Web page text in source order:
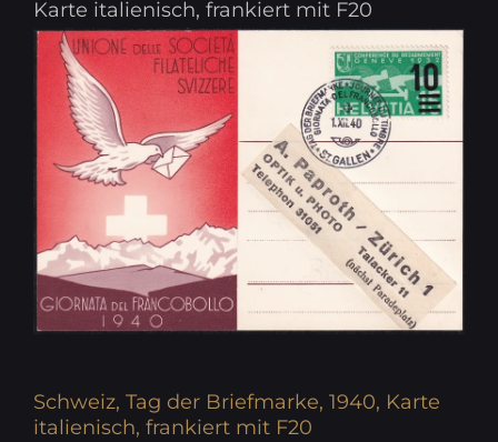
Karte italienisch, frankiert mit F20
Schweiz, Tag der Briefmarke, 1940, Karte
italienisch, frankiert mit F20